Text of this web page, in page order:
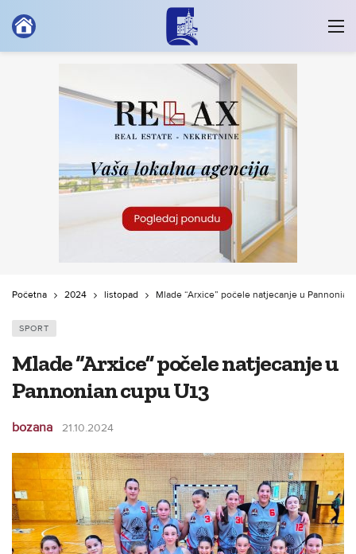
Početna 2024 listopad Mlade “Arxice” počele natjecanje u Pannonian
SPORT
Mlade “Arxice” počele natjecanje u
Pannonian cupu U13
bozana 21.10.2024